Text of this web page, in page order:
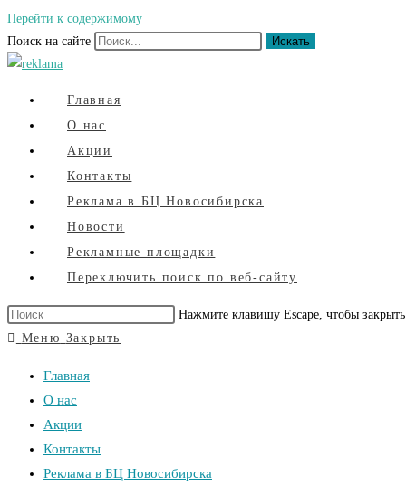
Перейти к содержимому
Поиск на сайте
Искать
Главная
О нас
Акции
Контакты
Реклама в БЦ Новосибирска
Новости
Рекламные площадки
Переключить поиск по веб-сайту
Нажмите клавишу Escape, чтобы
Меню Закрыть
Главная
О нас
Акции
Контакты
Реклама в БЦ Новосибирска